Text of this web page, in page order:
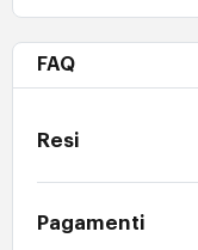
FAQ
Resi
Pagamenti